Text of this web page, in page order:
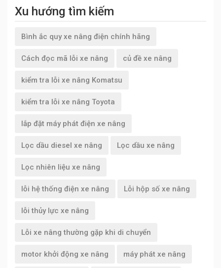
Xu hướng tìm kiếm
Bình ắc quy xe nâng điện chính hãng
Cách đọc mã lỗi xe nâng củ đề xe nâng
kiểm tra lỗi xe nâng Komatsu
kiểm tra lỗi xe nâng Toyota
lắp đặt máy phát điện xe nâng
Lọc dầu diesel xe nâng Lọc dầu xe nâng
Lọc nhiên liệu xe nâng
lỗi hệ thống điện xe nâng Lỗi hộp số xe nâng
lỗi thủy lực xe nâng
Lỗi xe nâng thường gặp khi di chuyển
motor khởi động xe nâng máy phát xe nâng